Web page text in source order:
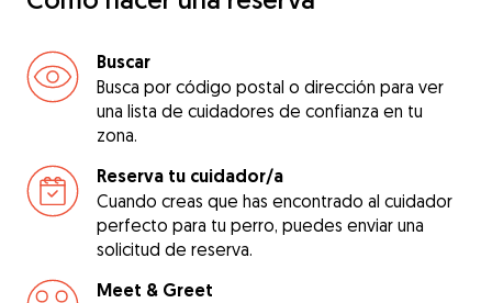
Buscar
Busca por código postal o dirección para ver
una lista de cuidadores de confianza en tu
zona.
Reserva tu cuidador/a
Cuando creas que has encontrado al cuidador
perfecto para tu perro, puedes enviar una
solicitud de reserva.
Meet & Greet